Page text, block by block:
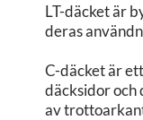
LT-däcket är
deras
C-däcket är
däcksidor och
av